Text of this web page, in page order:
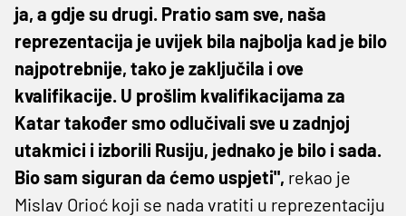
ja, a gdje su drugi. Pratio sam sve, naša
reprezentacija je uvijek bila najbolja kad je bilo
najpotrebnije, tako je zaključila i ove
kvalifikacije. U prošlim kvalifikacijama za
Katar također smo odlučivali sve u zadnjoj
utakmici i izborili Rusiju, jednako je bilo i sada.
Bio sam siguran da ćemo uspjeti", rekao je
Mislav Orioć koji se nada vratiti u reprezentaciju